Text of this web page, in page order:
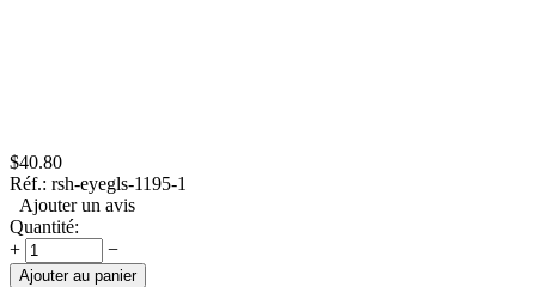
$40.80
Réf.: rsh-eyegls-1195-1
Ajouter un avis
Quantité:
+
−
Ajouter au panier